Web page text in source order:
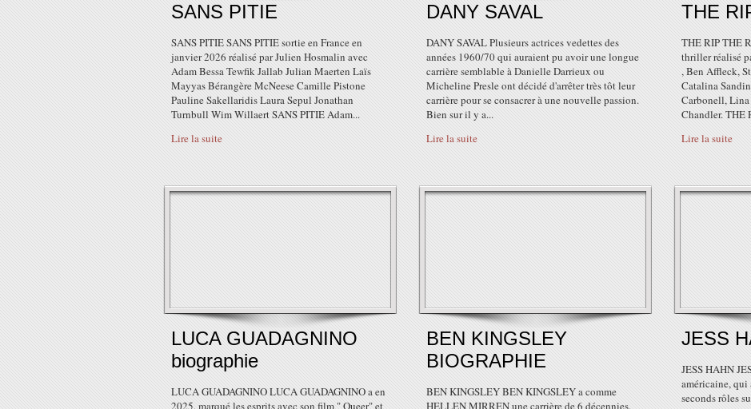
SANS PITIE
SANS PITIE SANS PITIE sortie en France en
janvier 2026 réalisé par Julien Hosmalin avec
Adam Bessa Tewfik Jallab Julian Maerten Laïs
Mayyas Bérangère McNeese Camille Pistone
Pauline Sakellaridis Laura Sepul Jonathan
Turnbull Wim Willaert SANS PITIE Adam...
Lire la suite
DANY SAVAL
DANY SAVAL Plusieurs actrices vedettes des
années 1960/70 qui auraient pu avoir une longue
carrière semblable à Danielle Darrieux ou
Micheline Presle ont décidé d'arrêter très tôt leur
carrière pour se consacrer à une nouvelle passion.
Bien sur il y a...
Lire la suite
THE
THE RIP THE
thriller réalisé
, Ben Affleck,
Catalina
Carbonell,
Chandler. THE
Lire la suite
LUCA GUADAGNINO
biographie
LUCA GUADAGNINO LUCA GUADAGNINO a en
2025, marqué les esprits avec son film " Queer" et
BEN KINGSLEY
BIOGRAPHIE
BEN KINGSLEY BEN KINGSLEY a comme
HELLEN MIRREN une carrière de 6 décennies.
JESS
JESS HAHN
américaine, qui
seconds rôles